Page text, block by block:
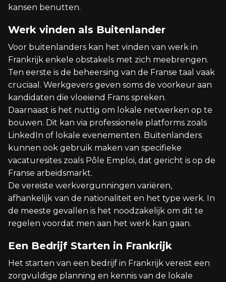
kansen benutten.
Werk vinden als Buitenlander
Voor buitenlanders kan het vinden van werk in
Frankrijk enkele obstakels met zich meebrengen.
Ten eerste is de beheersing van de Franse taal vaak
cruciaal. Werkgevers geven soms de voorkeur aan
kandidaten die vloeiend Frans spreken.
Daarnaast is het nuttig om lokale netwerken op te
bouwen. Dit kan via professionele platforms zoals
LinkedIn of lokale evenementen. Buitenlanders
kunnen ook gebruik maken van specifieke
vacaturesites zoals Pôle Emploi, dat gericht is op de
Franse arbeidsmarkt.
De vereiste werkvergunningen variëren,
afhankelijk van de nationaliteit en het type werk. In
de meeste gevallen is het noodzakelijk om dit te
regelen voordat men aan het werk kan gaan.
Een Bedrijf Starten in Frankrijk
Het starten van een bedrijf in Frankrijk vereist een
zorgvuldige planning en kennis van de lokale